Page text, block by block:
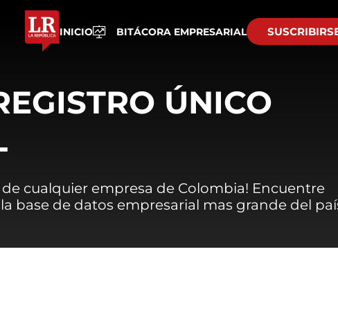
INICIO BITÁCORA EMPRESARIAL
ÚNICO
cualquier empresa de Colombia! Encuentre
base de datos empresarial mas grande del